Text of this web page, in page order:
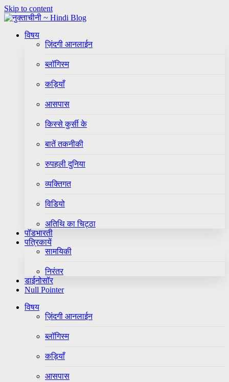
Skip to content
विषय
ज़िंदगी आनलाईन
ब्लॉगिस्म
कड़ियाँ
आसपास
किस्से कुर्सी के
बातें तकनीकी
रुपहली दुनिया
व्यक्तिगत
विडियो
अतिथि का चिट्ठा
पॉडभारती
पत्रिकायें
सामयिकी
निरंतर
डाईनोसॉर
Null Pointer
विषय
ज़िंदगी आनलाईन
ब्लॉगिस्म
कड़ियाँ
आसपास